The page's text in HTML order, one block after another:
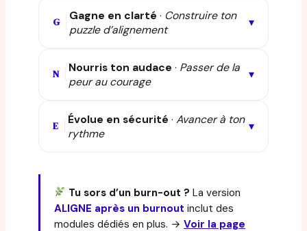
G Gagne en clarté · Construire ton
puzzle d’alignement
▾
N Nourris ton audace · Passer de la
peur au courage
▾
E Évolue en sécurité · Avancer à ton
rythme
▾
Tu sors d’un burn-out ? La version
ALIGNE après un burnout inclut des
modules dédiés en plus. → Voir la page